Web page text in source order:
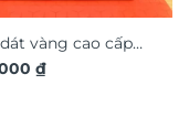
vàng cao cấp
xuôi gió TDV19
₫